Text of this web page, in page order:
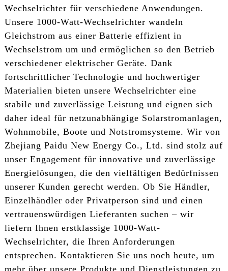
Wechselrichter für verschiedene Anwendungen.
Unsere 1000-Watt-Wechselrichter wandeln
Gleichstrom aus einer Batterie effizient in
Wechselstrom um und ermöglichen so den Betrieb
verschiedener elektrischer Geräte. Dank
fortschrittlicher Technologie und hochwertiger
Materialien bieten unsere Wechselrichter eine
stabile und zuverlässige Leistung und eignen sich
daher ideal für netzunabhängige Solarstromanlagen,
Wohnmobile, Boote und Notstromsysteme. Wir von
Zhejiang Paidu New Energy Co., Ltd. sind stolz auf
unser Engagement für innovative und zuverlässige
Energielösungen, die den vielfältigen Bedürfnissen
unserer Kunden gerecht werden. Ob Sie Händler,
Einzelhändler oder Privatperson sind und einen
vertrauenswürdigen Lieferanten suchen – wir
liefern Ihnen erstklassige 1000-Watt-
Wechselrichter, die Ihren Anforderungen
entsprechen. Kontaktieren Sie uns noch heute, um
mehr über unsere Produkte und Dienstleistungen zu